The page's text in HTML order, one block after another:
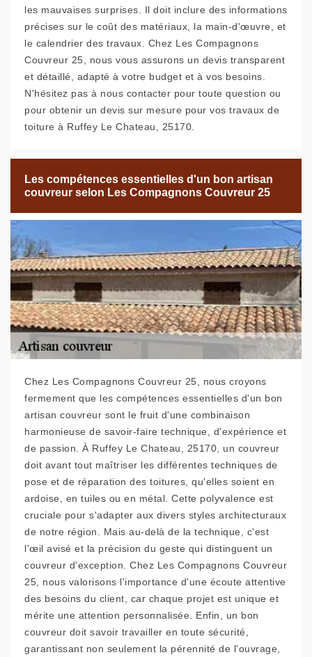
les mauvaises surprises. Il doit inclure des informations
précises sur le coût des matériaux, la main-d'œuvre, et
le calendrier des travaux. Chez Les Compagnons
Couvreur 25, nous vous assurons un devis transparent
et détaillé, adapté à votre budget et à vos besoins.
N'hésitez pas à nous contacter pour toute question ou
pour obtenir un devis sur mesure pour vos travaux de
toiture à Ruffey Le Chateau, 25170.
Les compétences essentielles d'un bon artisan
couvreur selon Les Compagnons Couvreur 25
Chez Les Compagnons Couvreur 25, nous croyons
fermement que les compétences essentielles d'un bon
artisan couvreur sont le fruit d'une combinaison
harmonieuse de savoir-faire technique, d'expérience et
de passion. À Ruffey Le Chateau, 25170, un couvreur
doit avant tout maîtriser les différentes techniques de
pose et de réparation des toitures, qu'elles soient en
ardoise, en tuiles ou en métal. Cette polyvalence est
cruciale pour s'adapter aux divers styles architecturaux
de notre région. Mais au-delà de la technique, c'est
l'œil avisé et la précision du geste qui distinguent un
couvreur d'exception. Chez Les Compagnons Couvreur
25, nous valorisons l'importance d'une écoute attentive
des besoins du client, car chaque projet est unique et
mérite une attention personnalisée. Enfin, un bon
couvreur doit savoir travailler en toute sécurité,
garantissant non seulement la pérennité de l'ouvrage,